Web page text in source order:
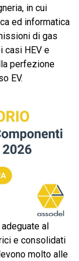
in cui
ed informatica
di gas
casi HEV e
perfezione
EV.
al
e consolidati
molto alle